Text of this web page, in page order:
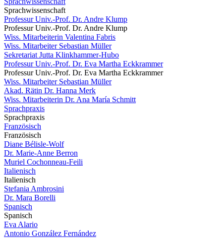
Sprachwissenschaft
Professur Univ.-Prof. Dr. Andre Klump
Professur Univ.-Prof. Dr. Andre Klump
Wiss. Mitarbeiterin Valentina Fabris
Wiss. Mitarbeiter Sebastian Müller
Sekretariat Jutta Klinkhammer-Hubo
Professur Univ.-Prof. Dr. Eva Martha Eckkrammer
Professur Univ.-Prof. Dr. Eva Martha Eckkrammer
Wiss. Mitarbeiter Sebastian Müller
Akad. Rätin Dr. Hanna Merk
Wiss. Mitarbeiterin Dr. Ana María Schmitt
Sprachpraxis
Sprachpraxis
Französisch
Französisch
Diane Bélisle-Wolf
Dr. Marie-Anne Berron
Muriel Cochonneau-Feili
Italienisch
Italienisch
Stefania Ambrosini
Dr. Mara Borelli
Spanisch
Spanisch
Eva Alario
Antonio González Fernández